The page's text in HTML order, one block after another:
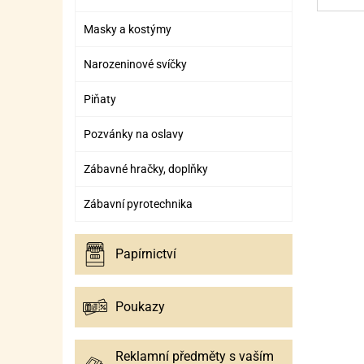
Masky a kostýmy
Narozeninové svíčky
Piňaty
Pozvánky na oslavy
Zábavné hračky, doplňky
Zábavní pyrotechnika
Papírnictví
Poukazy
Reklamní předměty s vaším